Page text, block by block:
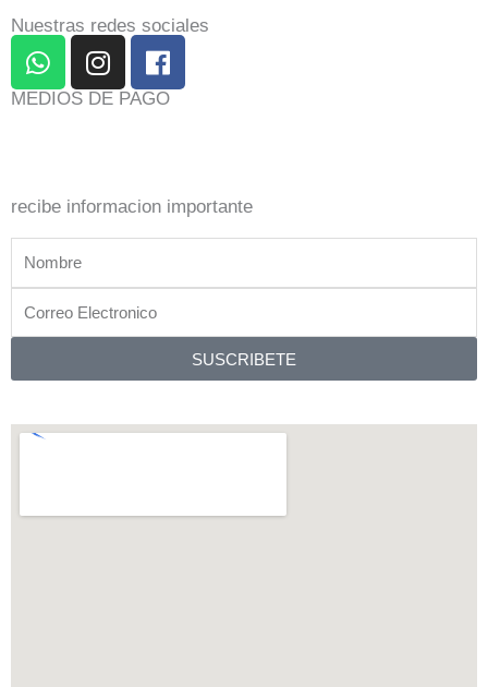
Nuestras redes sociales
W
h
a
p
p
I
n
s
r
a
F
a
c
o
k
MEDIOS DE PAGO
recibe informacion importante
Nombre
Correo
Electronico
SUSCRIBETE